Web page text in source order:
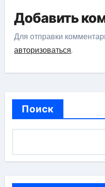
Добавить
Для отправки
авторизоваться.
Поиск